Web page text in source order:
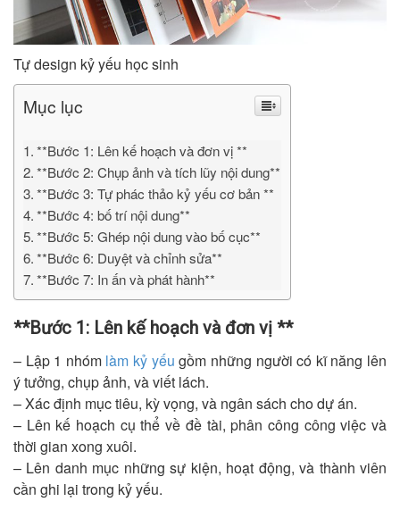
Tự design kỷ yếu học sinh
Mục lục
**Bước 1: Lên kế hoạch và đơn vị **
**Bước 2: Chụp ảnh và tích lũy nội dung**
**Bước 3: Tự phác thảo kỷ yếu cơ bản **
**Bước 4: bố trí nội dung**
**Bước 5: Ghép nội dung vào bố cục**
**Bước 6: Duyệt và chỉnh sửa**
**Bước 7: In ấn và phát hành**
**Bước 1: Lên kế hoạch và đơn vị **
– Lập 1 nhóm làm kỷ yếu gồm những người có kĩ năng lên
ý tưởng, chụp ảnh, và viết lách.
– Xác định mục tiêu, kỳ vọng, và ngân sách cho dự án.
– Lên kế hoạch cụ thể về đề tài, phân công công việc và
thời gian xong xuôi.
– Lên danh mục những sự kiện, hoạt động, và thành viên
cần ghi lại trong kỷ yếu.